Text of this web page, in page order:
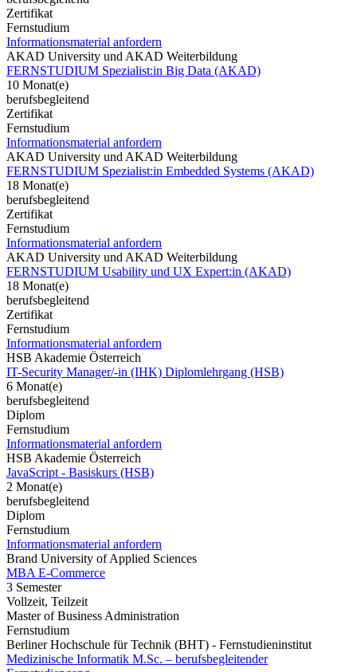
Zertifikat
Fernstudium
Informationsmaterial anfordern
AKAD University und AKAD Weiterbildung
FERNSTUDIUM Spezialist:in Big Data (AKAD)
10 Monat(e)
berufsbegleitend
Zertifikat
Fernstudium
Informationsmaterial anfordern
AKAD University und AKAD Weiterbildung
FERNSTUDIUM Spezialist:in Embedded Systems (AKAD)
18 Monat(e)
berufsbegleitend
Zertifikat
Fernstudium
Informationsmaterial anfordern
AKAD University und AKAD Weiterbildung
FERNSTUDIUM Usability und UX Expert:in (AKAD)
18 Monat(e)
berufsbegleitend
Zertifikat
Fernstudium
Informationsmaterial anfordern
HSB Akademie Österreich
IT-Security Manager/-in (IHK) Diplomlehrgang (HSB)
6 Monat(e)
berufsbegleitend
Diplom
Fernstudium
Informationsmaterial anfordern
HSB Akademie Österreich
JavaScript - Basiskurs (HSB)
2 Monat(e)
berufsbegleitend
Diplom
Fernstudium
Informationsmaterial anfordern
Brand University of Applied Sciences
MBA E-Commerce
3 Semester
Vollzeit, Teilzeit
Master of Business Administration
Fernstudium
Berliner Hochschule für Technik (BHT) - Fernstudieninstitut
Medizinische Informatik M.Sc. – berufsbegleitender